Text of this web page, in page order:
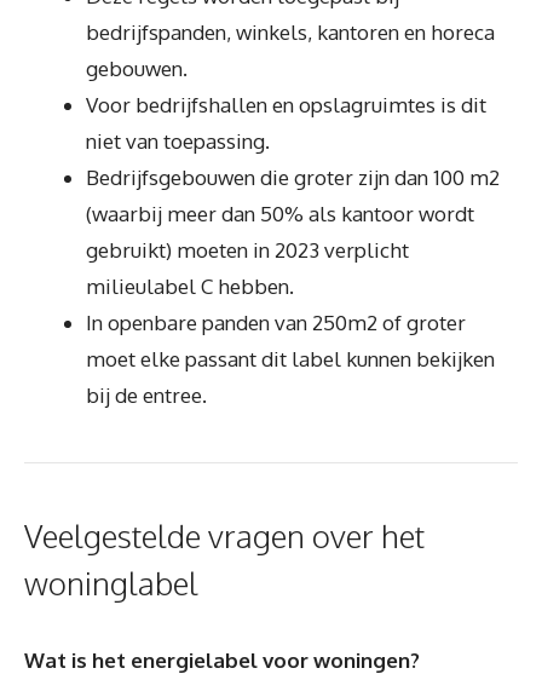
bedrijfspanden, winkels, kantoren en horeca
gebouwen.
Voor bedrijfshallen en opslagruimtes is dit
niet van toepassing.
Bedrijfsgebouwen die groter zijn dan 100 m2
(waarbij meer dan 50% als kantoor wordt
gebruikt) moeten in 2023 verplicht
milieulabel C hebben.
In openbare panden van 250m2 of groter
moet elke passant dit label kunnen bekijken
bij de entree.
Veelgestelde vragen over het
woninglabel
Wat is het energielabel voor woningen?